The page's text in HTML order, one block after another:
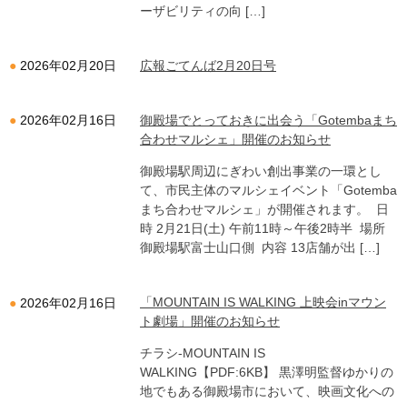
ーザビリティの向 […]
2026年02月20日 広報ごてんば2月20日号
2026年02月16日
御殿場でとっておきに出会う「Gotembaまち
合わせマルシェ」開催のお知らせ
御殿場駅周辺にぎわい創出事業の一環とし
て、市民主体のマルシェイベント「Gotemba
まち合わせマルシェ」が開催されます。 日
時 2月21日(土) 午前11時～午後2時半 場所
御殿場駅富士山口側 内容 13店舗が出 […]
2026年02月16日
「MOUNTAIN IS WALKING 上映会inマウン
ト劇場」開催のお知らせ
チラシ-MOUNTAIN IS
WALKING【PDF:6KB】 黒澤明監督ゆかりの
地でもある御殿場市において、映画文化への